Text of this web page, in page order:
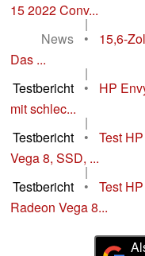
15 2022 Conv...
|
News
•
15,6-
Das ...
|
Testbericht
•
HP
mit schlec...
|
Testbericht
•
Test
Vega 8, SSD, ...
|
Testbericht
•
Test
Radeon Vega 8...